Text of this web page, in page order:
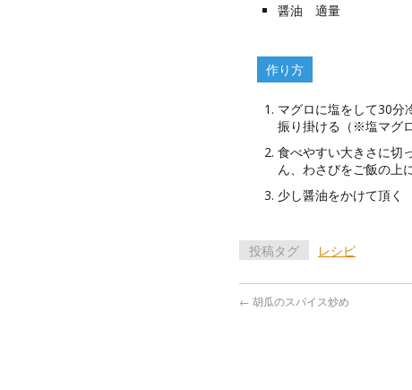
醤油 適量
作り方
マグロに塩をして30分
振り掛ける（※塩マグロ
食べやすい大きさに切
ん、わさびをご飯の上
少し醤油をかけて頂く
投稿タグ レシピ
← 胡瓜のスパイス炒め